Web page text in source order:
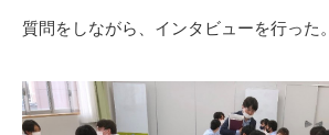
質問をしながら、インタビューを行った。